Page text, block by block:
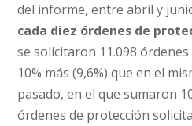
del informe, entre abril y
cada diez órdenes de
se solicitaron 11.098
10% más (9,6%) que en el
pasado, en el que sumaron
órdenes de protección